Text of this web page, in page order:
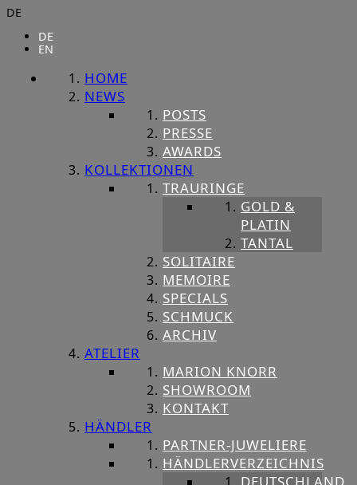
DE
DE
EN
HOME
NEWS
POSTS
PRESSE
AWARDS
KOLLEKTIONEN
TRAURINGE
GOLD &
PLATIN
TANTAL
SOLITAIRE
MEMOIRE
SPECIALS
SCHMUCK
ARCHIV
ATELIER
MARION KNORR
SHOWROOM
KONTAKT
HÄNDLER
PARTNER-JUWELIERE
HÄNDLERVERZEICHNIS